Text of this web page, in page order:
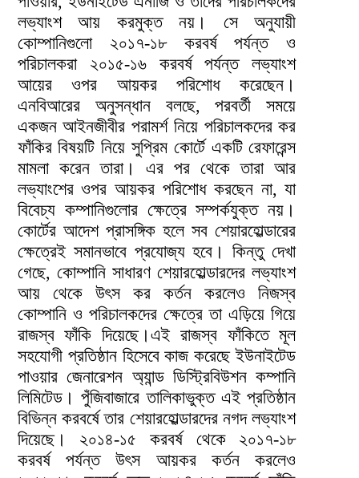
লভ্যাংশ আয় করমুক্ত নয়। সে অনুযায়ী
কোম্পানিগুলো ২০১৭-১৮ করবর্ষ পর্যন্ত ও
পরিচালকরা ২০১৫-১৬ করবর্ষ পর্যন্ত লভ্যাংশ
আয়ের ওপর আয়কর পরিশোধ করেছেন।
এনবিআরের অনুসন্ধান বলছে, পরবর্তী সময়ে
একজন আইনজীবীর পরামর্শ নিয়ে পরিচালকদের কর
ফাঁকির বিষয়টি নিয়ে সুপ্রিম কোর্টে একটি রেফারেন্স
মামলা করেন তারা। এর পর থেকে তারা আর
লভ্যাংশের ওপর আয়কর পরিশোধ করছেন না, যা
বিবেচ্য কম্পানিগুলোর ক্ষেত্রে সম্পর্কযুক্ত নয়।
কোর্টের আদেশ প্রাসঙ্গিক হলে সব শেয়ারহোল্ডারের
ক্ষেত্রেই সমানভাবে প্রযোজ্য হবে। কিন্তু দেখা
গেছে, কোম্পানি সাধারণ শেয়ারহোল্ডারদের লভ্যাংশ
আয় থেকে উৎস কর কর্তন করলেও নিজস্ব
কোম্পানি ও পরিচালকদের ক্ষেত্রে তা এড়িয়ে গিয়ে
রাজস্ব ফাঁকি দিয়েছে।এই রাজস্ব ফাঁকিতে মূল
সহযোগী প্রতিষ্ঠান হিসেবে কাজ করেছে ইউনাইটেড
পাওয়ার জেনারেশন অ্যান্ড ডিস্ট্রিবিউশন কম্পানি
লিমিটেড। পুঁজিবাজারে তালিকাভুক্ত এই প্রতিষ্ঠান
বিভিন্ন করবর্ষে তার শেয়ারহোল্ডারদের নগদ লভ্যাংশ
দিয়েছে। ২০১৪-১৫ করবর্ষ থেকে ২০১৭-১৮
করবর্ষ পর্যন্ত উৎস আয়কর কর্তন করলেও